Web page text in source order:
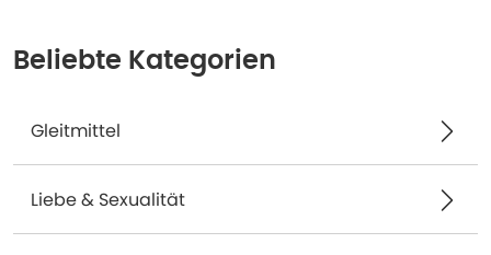
Beliebte Kategorien
Gleitmittel
Liebe & Sexualität